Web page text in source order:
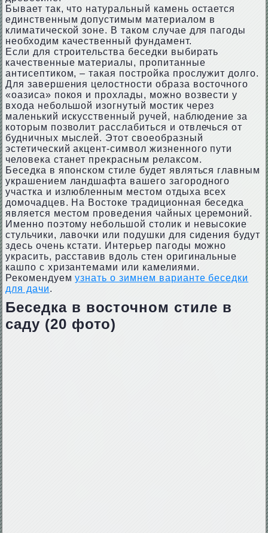
Бывает так, что натуральный камень остается
единственным допустимым материалом в
климатической зоне. В таком случае для пагоды
необходим качественный фундамент.
Если для строительства беседки выбирать
качественные материалы, пропитанные
антисептиком, – такая постройка прослужит долго.
Для завершения целостности образа восточного
«оазиса» покоя и прохлады, можно возвести у
входа небольшой изогнутый мостик через
маленький искусственный ручей, наблюдение за
которым позволит расслабиться и отвлечься от
будничных мыслей. Этот своеобразный
эстетический акцент-символ жизненного пути
человека станет прекрасным релаксом.
Беседка в японском стиле будет являться главным
украшением ландшафта вашего загородного
участка и излюбленным местом отдыха всех
домочадцев. На Востоке традиционная беседка
является местом проведения чайных церемоний.
Именно поэтому небольшой столик и невысокие
стульчики, лавочки или подушки для сидения будут
здесь очень кстати. Интерьер пагоды можно
украсить, расставив вдоль стен оригинальные
кашпо с хризантемами или камелиями.
Рекомендуемузнать о зимнем варианте беседки
для дачи.
Беседка в восточном стиле в
саду (20 фото)